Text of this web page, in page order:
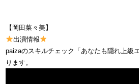
【岡田菜々美】
出演情報
paizaのスキルチェック「あなたも隠れ上級
ります。